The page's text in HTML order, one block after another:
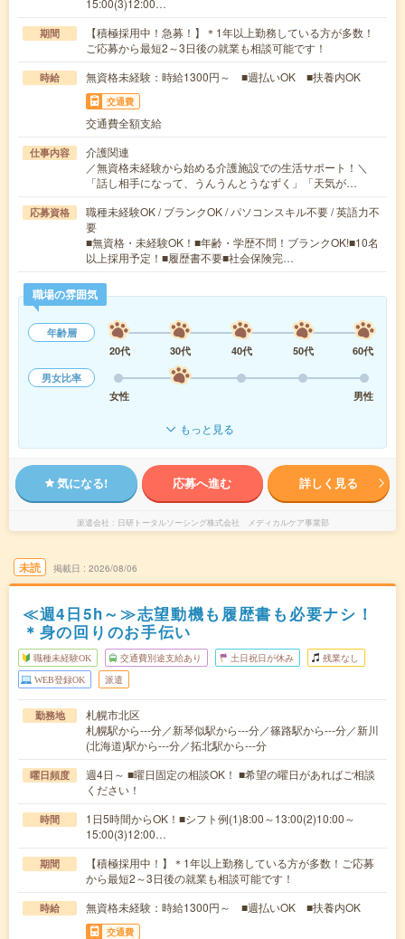
15:00(3)12:00…
期間
【積極採用中！急募！】＊1年以上勤務している方が多数！
ご応募から最短2～3日後の就業も相談可能です！
時給 無資格未経験：時給1300円～ ■週払いOK ■扶養内OK
交通費
交通費全額支給
仕事内容
介護関連
／無資格未経験から始める介護施設での生活サポート！＼
「話し相手になって、うんうんとうなずく」「天気が…
応募資格
職種未経験OK / ブランクOK / パソコンスキル不要 / 英語力不
要
■無資格・未経験OK！■年齢・学歴不問！ブランクOK!■10名
以上採用予定！■履歴書不要■社会保険完…
職場の雰囲気
年齢層
20代
30代 40代 50代
60代
男女比率
女性
男性
もっと見る
気になる! 応募へ進む 詳しく見る
派遣会社 日研トータルソーシング株式会社 メディカルケア事業部
未読 掲載日 2026/08/06
≪週4日5h～≫志望動機も履歴書も必要ナシ！
＊身の回りのお手伝い
職種未経験OK 交通費別途支給あり 土日祝日が休み 残業なし
WEB登録OK 派遣
勤務地
札幌市北区
札幌駅から---分／新琴似駅から---分／篠路駅から---分／新川
(北海道)駅から---分／拓北駅から---分
曜日頻度
週4日～ ■曜日固定の相談OK！ ■希望の曜日があればご相談
ください！
時間
1日5時間からOK！■シフト例(1)8:00～13:00(2)10:00～
15:00(3)12:00…
期間
【積極採用中！】＊1年以上勤務している方が多数！ご応募
から最短2～3日後の就業も相談可能です！
時給 無資格未経験：時給1300円～ ■週払いOK ■扶養内OK
交通費